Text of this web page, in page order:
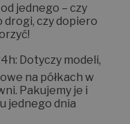
jednego – czy
czy dopiero
Dotyczy modeli,
na półkach w
Pakujemy je i
jednego dnia